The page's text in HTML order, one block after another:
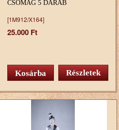
CSOMAG 5 DARAB
[1M912/X164]
25.000 Ft
Részletek